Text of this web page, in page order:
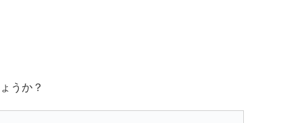
うか？